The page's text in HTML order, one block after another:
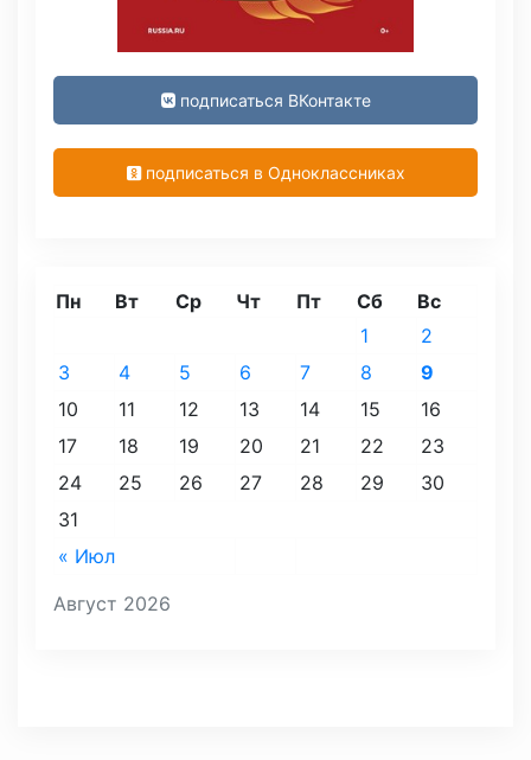
подписаться ВКонтакте
подписаться в Одноклассниках
Август 2026
Пн Вт Ср Чт Пт Сб Вс
« Июл
1
2
3
4 5 6 7 8
9
10
11 12 13 14 15
16
17
18 19 20 21 22
23
24
25 26 27 28 29
30
31